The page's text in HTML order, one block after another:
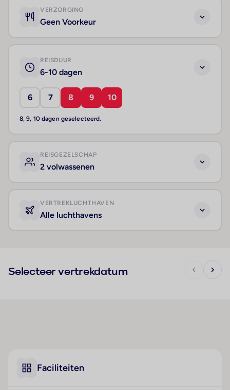
VERZORGING
Geen Voorkeur
REISDUUR
6-10 dagen
6 7 8 9 10
8, 9, 10 dagen geselecteerd.
REISGEZELSCHAP
2 volwassenen
VERTREKLUCHTHAVEN
Alle luchthavens
Selecteer vertrekdatum
Faciliteiten